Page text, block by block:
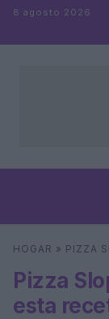
Saltar al contenido
8 agosto 2026
Buscar
HOGAR » PIZZA
Pizza
esta